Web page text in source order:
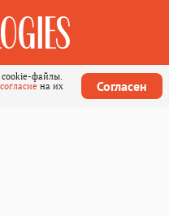
файлы.
согласие на их
Согласен